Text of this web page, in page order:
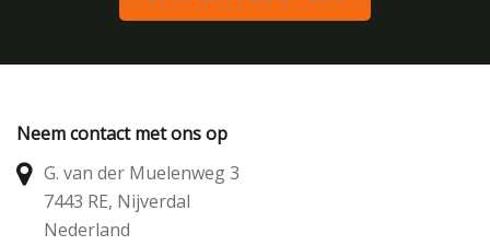
Neem contact met ons op
G. van der Muelenweg 3
7443 RE, Nijverdal
Nederland